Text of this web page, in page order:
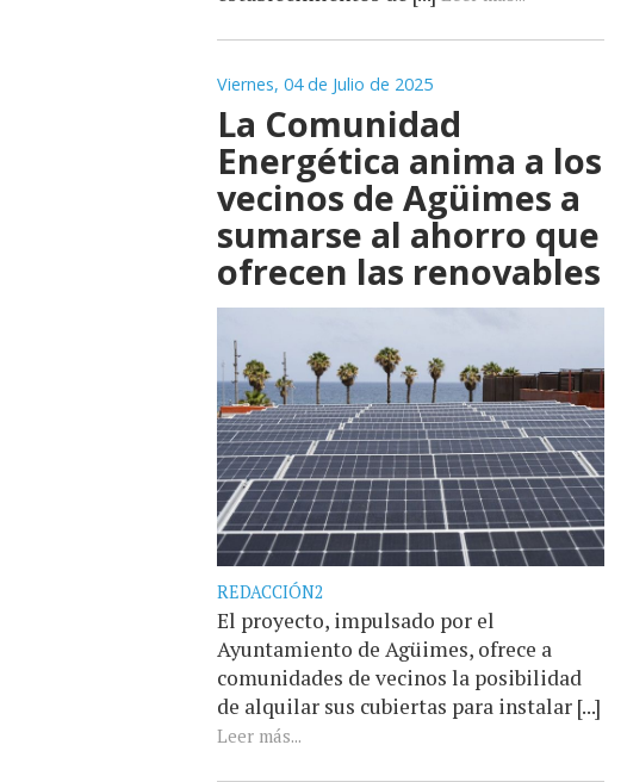
Viernes, 04 de Julio de 2025
La Comunidad
Energética anima a los
vecinos de Agüimes a
sumarse al ahorro que
ofrecen las renovables
REDACCIÓN2
El proyecto, impulsado por el
Ayuntamiento de Agüimes, ofrece a
comunidades de vecinos la posibilidad
de alquilar sus cubiertas para instalar [...]
Leer más...